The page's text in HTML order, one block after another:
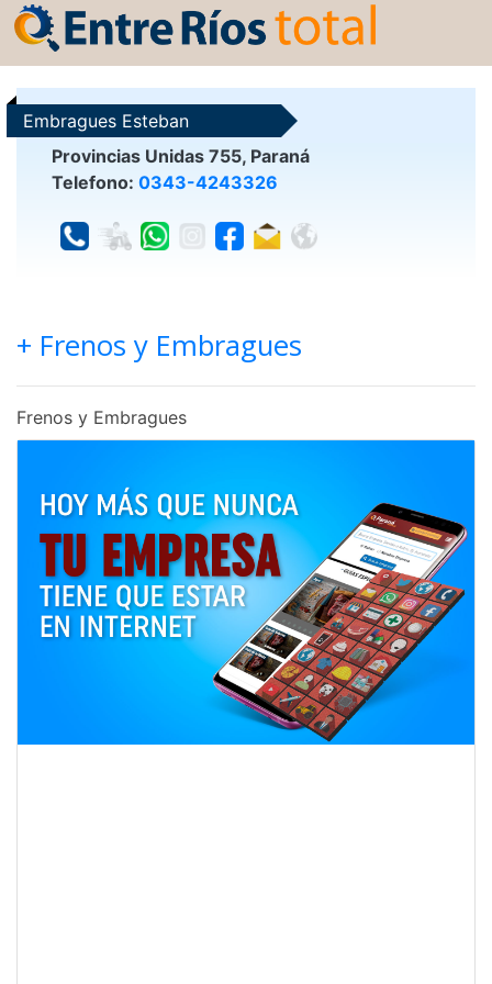
Embragues Esteban
Provincias Unidas 755, Paraná
Telefono: 0343-4243326
+ Frenos y Embragues
Frenos y Embragues